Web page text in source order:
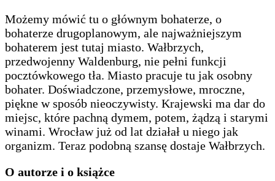
Możemy mówić tu o głównym bohaterze, o
bohaterze drugoplanowym, ale najważniejszym
bohaterem jest tutaj miasto. Wałbrzych,
przedwojenny Waldenburg, nie pełni funkcji
pocztówkowego tła. Miasto pracuje tu jak osobny
bohater. Doświadczone, przemysłowe, mroczne,
piękne w sposób nieoczywisty. Krajewski ma dar do
miejsc, które pachną dymem, potem, żądzą i starymi
winami. Wrocław już od lat działał u niego jak
organizm. Teraz podobną szansę dostaje Wałbrzych.
O autorze i o książce